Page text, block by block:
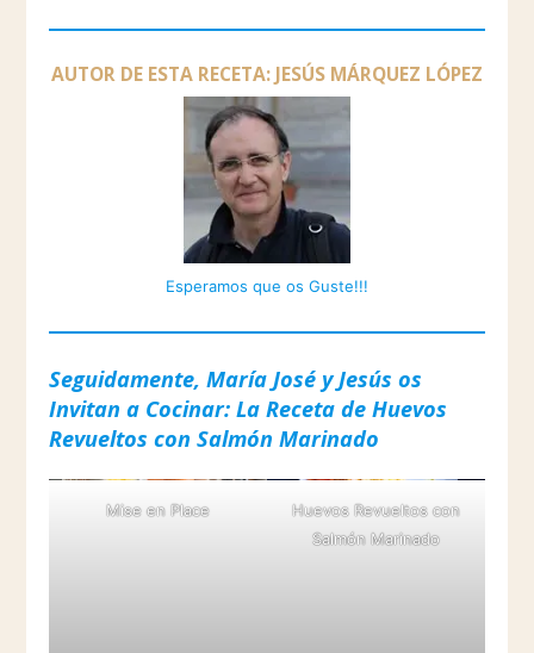
AUTOR DE ESTA RECETA: JESÚS MÁRQUEZ LÓPEZ
Esperamos que os Guste!!!
Seguidamente, María José y Jesús os
Invitan a Cocinar: La Receta de Huevos
Revueltos con Salmón Marinado
Mise en Place
Huevos Revueltos con
Salmón Marinado